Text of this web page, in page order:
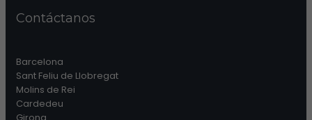
Contáctanos
Barcelona
Sant Feliu de Llobregat
Molins de Rei
Cardedeu